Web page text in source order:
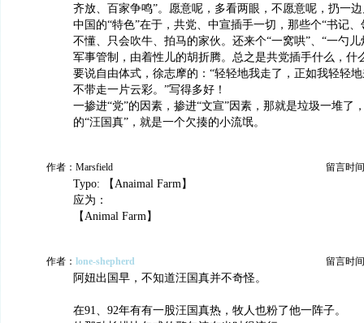
齐放、百家争鸣”。愿意呢，多看两眼，不愿意呢，扔一
中国的“特色”在于，共党、中宣插手一切，那些个“书记
不懂、只会吹牛、拍马的家伙。还来个“一窝哄”、“一勺
军事管制，由着性儿的胡折腾。总之是共党插手什么，什
要说自由体式，徐志摩的：“轻轻地我走了，正如我轻轻
不带走一片云彩。”写得多好！
一掺进“党”的因素，掺进“文宣”因素，那就是垃圾一堆了
的“汪国真”，就是一个欠揍的小流氓。
作者：Marsfield 留言时
Typo: 【Anaimal Farm】
应为：
【Animal Farm】
作者： lone-shepherd 留言时
阿妞出国早，不知道汪国真并不奇怪。
在91、92年有有一股汪国真热，牧人也粉了他一阵子。